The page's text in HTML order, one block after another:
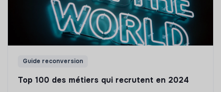
Guide reconversion
Top 100 des métiers qui recrutent en 2024